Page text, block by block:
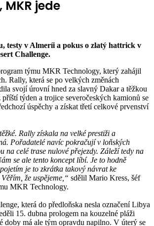
jede
testy v Almeríi a pokus o zlatý hattrick v
Challenge.
týmu MKR Technology, který zahájil
Rally, která se po velkých změnách
svojí úrovní hned za slavný Dakar a těžkou
týden a trojice severočeských kamionů se
úspěchy a získat třetí celkové prvenství
Rally získala na velké prestiži a
Pořadatelé navíc pokračují v loňských
na celé trase nulové přejezdy. Záleží tedy na
se ale tento koncept líbí. Je to hodně
je to zkrátka takový návrat ke
že uspějeme,“ sdělil Mario Kress, šéf
MKR Technology.
která do předloňska nesla označení Libya
15. dubna prologem na kouzelné pláži
doby má ale tým opravdu napilno. V úterý se